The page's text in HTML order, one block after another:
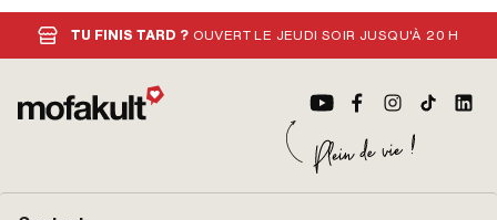
TU FINIS TARD ? OUVERT LE JEUDI SOIR JUSQU'À 20 H